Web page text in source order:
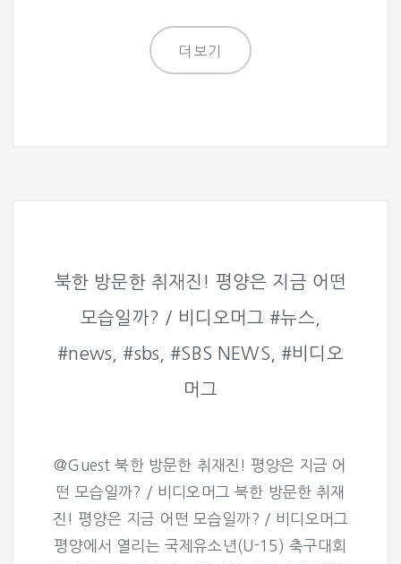
더보기
북한 방문한 취재진! 평양은 지금 어떤
모습일까? / 비디오머그 #뉴스,
#news, #sbs, #SBS NEWS, #비디오
머그
@Guest 북한 방문한 취재진! 평양은 지금 어
떤 모습일까? / 비디오머그 북한 방문한 취재
진! 평양은 지금 어떤 모습일까? / 비디오머그
평양에서 열리는 국제유소년(U-15) 축구대회